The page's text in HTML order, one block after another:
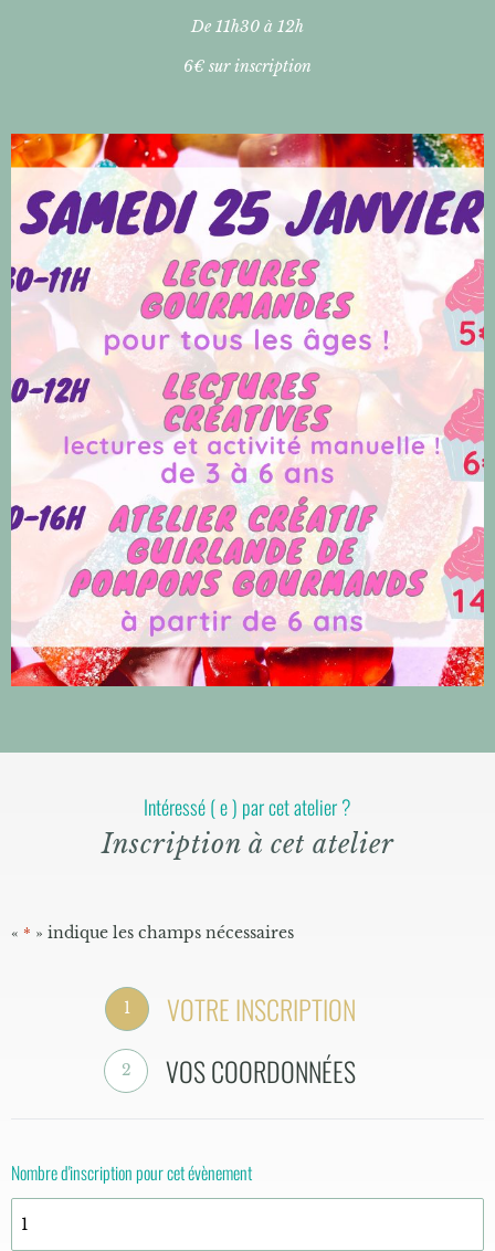
De 11h30 à 12h
6€ sur inscription
Intéressé ( e ) par cet atelier ?
Inscription à cet atelier
« * » indique les champs nécessaires
1 VOTRE INSCRIPTION
2 VOS COORDONNÉES
Nombre d'inscription pour cet évènement